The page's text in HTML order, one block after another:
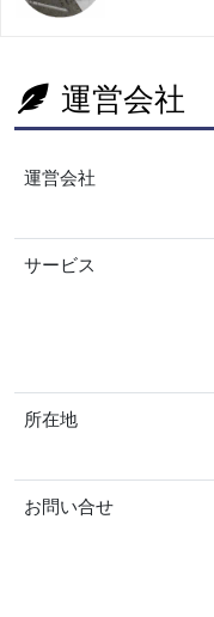
運営会社
運営会社
サービス
所在地
お問い合せ